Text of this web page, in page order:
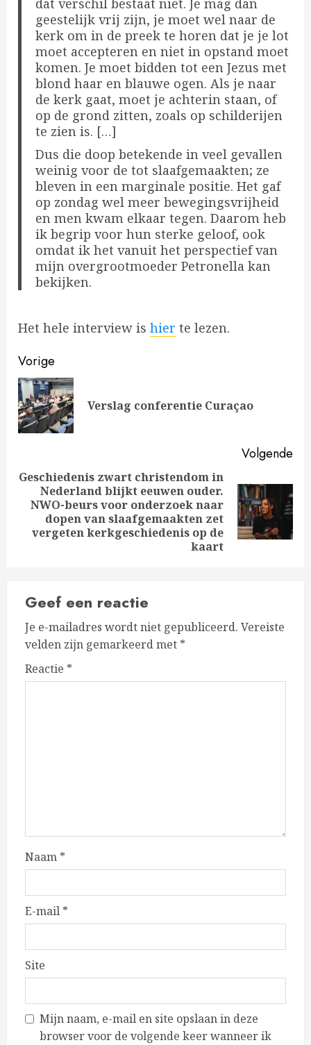
geestelijk vrij zijn, je moet wel naar de
kerk om in de preek te horen dat je je lot
moet accepteren en niet in opstand moet
komen. Je moet bidden tot een Jezus met
blond haar en blauwe ogen. Als je naar
de kerk gaat, moet je achterin staan, of
op de grond zitten, zoals op schilderijen
te zien is. […]
Dus die doop betekende in veel gevallen
weinig voor de tot slaafgemaakten; ze
bleven in een marginale positie. Het gaf
op zondag wel meer bewegingsvrijheid
en men kwam elkaar tegen. Daarom heb
ik begrip voor hun sterke geloof, ook
omdat ik het vanuit het perspectief van
mijn overgrootmoeder Petronella kan
bekijken.
Het hele interview is hier te lezen.
Bericht
navigatie
Vorige
Verslag conferentie Curaçao
Volgende
Volgende
bericht:
Geschiedenis zwart christendom in
Nederland blijkt eeuwen ouder.
NWO-beurs voor onderzoek naar
dopen van slaafgemaakten zet
vergeten kerkgeschiedenis op de
kaart
Geef een reactie
Je e-mailadres wordt niet gepubliceerd. Vereiste
velden zijn gemarkeerd met *
Reactie *
Naam *
E-mail *
Site
Mijn naam, e-mail en site opslaan in deze
browser voor de volgende keer wanneer ik